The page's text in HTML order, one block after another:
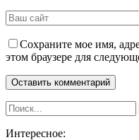
Сохраните мое имя,
этом браузере для
Интересное: